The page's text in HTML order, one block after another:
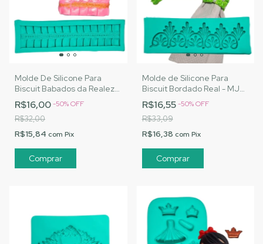
Molde De Silicone Para
Biscuit Babados da Realeza
- MJ Artesanatos |Cód. A113
R$16,00-50%OFF
R$32,00
R$15,84 com Pix
Molde de Silicone Para
Biscuit Bordado Real - MJ
Artesanatos |Cód. A114
R$16,55-50%OFF
R$33,09
R$16,38 com Pix